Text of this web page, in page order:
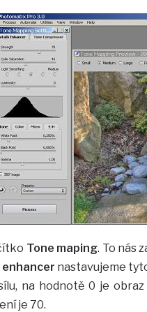
Tone maping. To nás
nastavujeme
na hodnotě 0 je
je 70.